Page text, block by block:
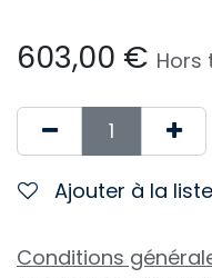
603,00 € Hors
Ajouter à la
Conditions